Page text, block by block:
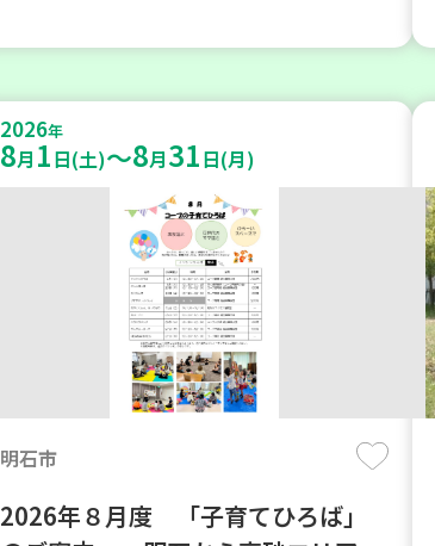
2026年
8月 1日(土)～8月31日(月)
明石市
2026年８月度 「子育てひろば」